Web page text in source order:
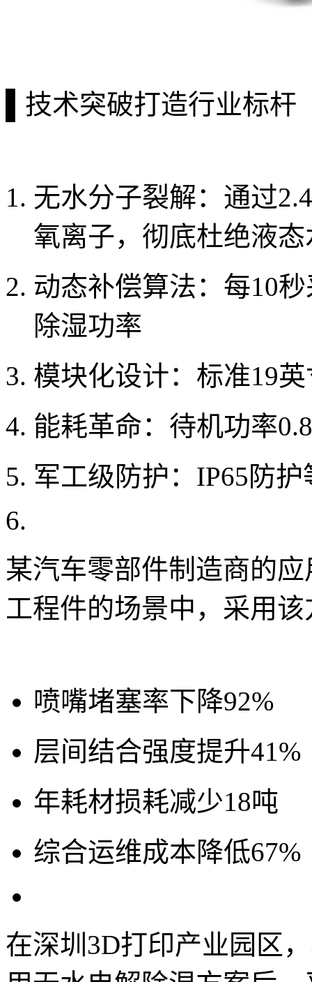
▌技术突破打造行业标杆
无水分子裂解：通过
氧离子，彻底杜绝液
动态补偿算法：每10
除湿功率
模块化设计：标准19
能耗革命：待机功率
军工级防护：IP65防
某汽车零部件制造商的
工程件的场景中，采用
喷嘴堵塞率下降92%
层间结合强度提升41%
年耗材损耗减少18吨
综合运维成本降低67%
在深圳3D打印产业园区